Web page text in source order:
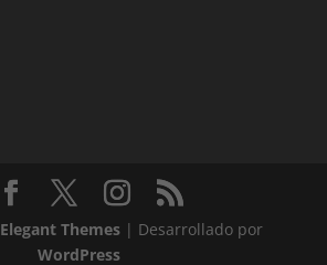
Elegant Themes| Desarrollado por
WordPress